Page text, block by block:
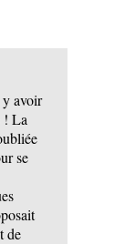
y avoir
! La
se
de